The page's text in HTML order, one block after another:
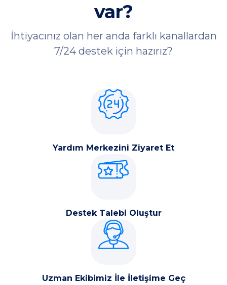
var?
İhtiyacınız olan her anda farklı kanallardan
7/24 destek için hazırız?
Yardım Merkezini Ziyaret Et
Destek Talebi Oluştur
Uzman Ekibimiz İle İletişime Geç